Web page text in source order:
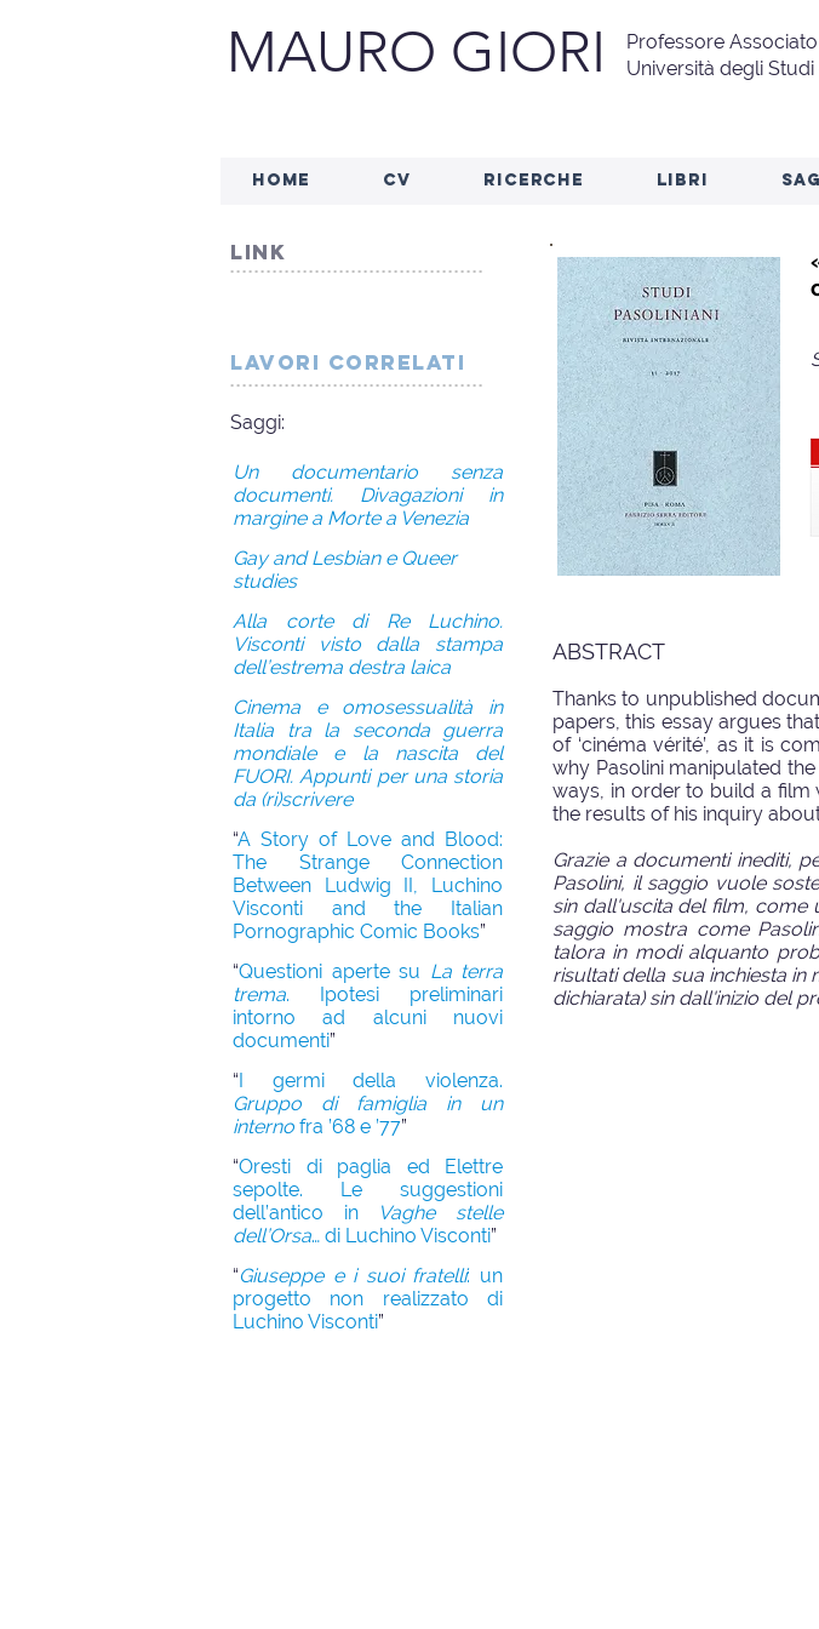
MAURO GIORI
Professore
Università degli Studi
HOME CV RICERCHE LIBRI
link
..........................................
lavori correlati
..........................................
Saggi:
Un documentario senza
documenti. Divagazioni in
margine a Morte a Venezia
Gay and Lesbian e Queer
studies
Alla corte di Re Luchino.
Visconti visto dalla stampa
dell’estrema destra laica
Cinema e omosessualità in
Italia tra la seconda guerra
mondiale e la nascita del
FUORI. Appunti per una storia
da (ri)scrivere
“A Story of Love and Blood:
The Strange Connection
Between Ludwig II, Luchino
Visconti and the Italian
Pornographic Comic Books”
“Questioni aperte su La terra
trema. Ipotesi preliminari
intorno ad alcuni nuovi
documenti”
“I germi della violenza.
Gruppo di famiglia in un
interno fra ’68 e ’77”
“Oresti di paglia ed Elettre
sepolte. Le suggestioni
dell’antico in
Vaghe stelle
dell’Orsa… di Luchino Visconti”
“Giuseppe e i suoi fratelli: un
progetto non realizzato di
Luchino Visconti”
ABSTRACT
Thanks to unpublished
papers, this essay argues
of ‘cinéma vérité’, as it is
why Pasolini manipulated
ways, in order to build a film
the results of his inquiry
Grazie a documenti inediti,
Pasolini, il saggio vuole
sin dall'uscita del film, come
saggio mostra come
talora in modi alquanto
risultati della sua inchiesta in
dichiarata) sin dall'inizio del